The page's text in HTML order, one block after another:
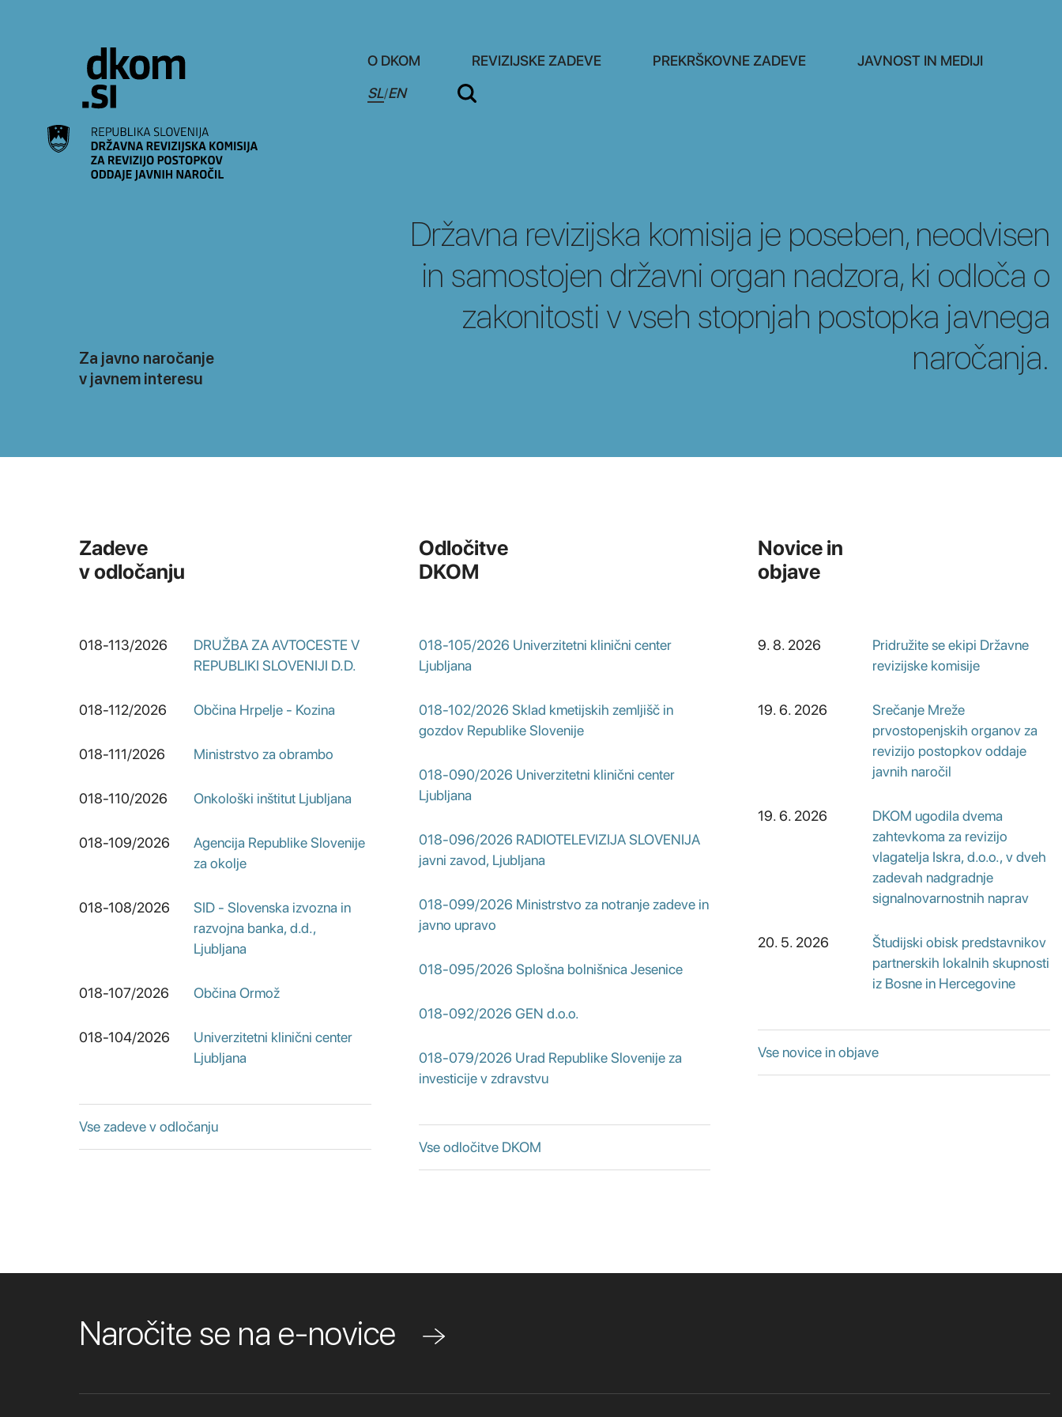
O DKOM REVIZIJSKE ZADEVE PREKRŠKOVNE ZADEVE
JAVNOST IN MEDIJI
SL/EN
Za javno naročanje
v javnem interesu
Državna revizijska komisija je poseben, neodvisen
in samostojen državni organ nadzora, ki odloča o
zakonitosti v vseh stopnjah postopka javnega
naročanja.
Zadeve
v odločanju
018-113/2026
DRUŽBA ZA AVTOCESTE V
REPUBLIKI SLOVENIJI D.D.
018-112/2026 Občina Hrpelje - Kozina
018-111/2026 Ministrstvo za obrambo
018-110/2026 Onkološki inštitut Ljubljana
018-109/2026
Agencija Republike Slovenije
za okolje
018-108/2026
SID - Slovenska izvozna in
razvojna banka, d.d.,
Ljubljana
018-107/2026 Občina Ormož
018-104/2026
Univerzitetni klinični center
Ljubljana
Vse zadeve v odločanju
Odločitve
DKOM
018-105/2026 Univerzitetni klinični center
Ljubljana
018-102/2026 Sklad kmetijskih zemljišč in
gozdov Republike Slovenije
018-090/2026 Univerzitetni klinični center
Ljubljana
018-096/2026 RADIOTELEVIZIJA SLOVENIJA
javni zavod, Ljubljana
018-099/2026 Ministrstvo za notranje zadeve in
javno upravo
018-095/2026 Splošna bolnišnica Jesenice
018-092/2026 GEN d.o.o.
018-079/2026 Urad Republike Slovenije za
investicije v zdravstvu
Vse odločitve DKOM
Novice in
objave
9. 8. 2026
Pridružite se ekipi Državne
revizijske komisije
19. 6. 2026
Srečanje Mreže
prvostopenjskih organov za
revizijo postopkov oddaje
javnih naročil
19. 6. 2026
DKOM ugodila dvema
zahtevkoma za revizijo
vlagatelja Iskra, d.o.o., v dveh
zadevah nadgradnje
signalnovarnostnih naprav
20. 5. 2026
Študijski obisk predstavnikov
partnerskih lokalnih skupnosti
iz Bosne in Hercegovine
Vse novice in objave
Naročite se na e-novice